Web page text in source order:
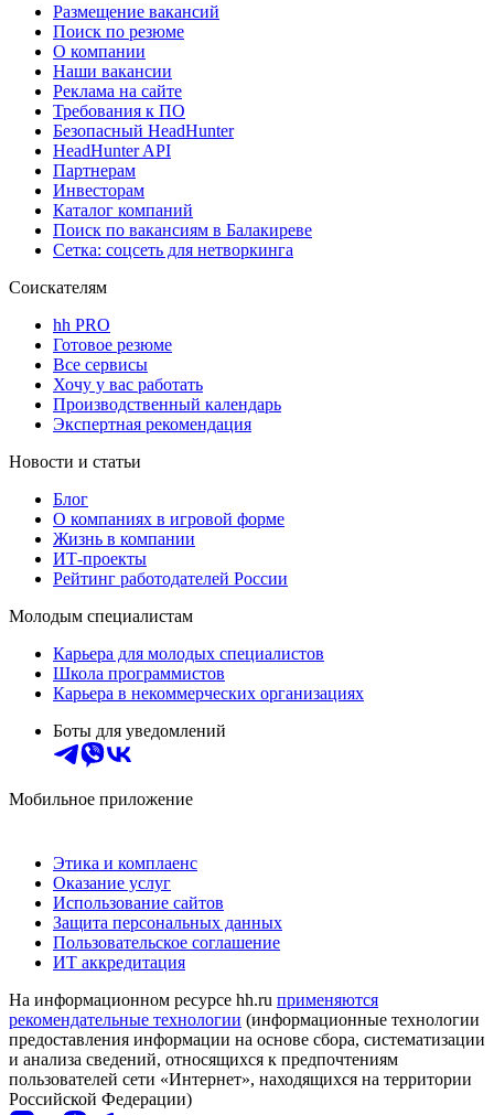
Размещение вакансий
Поиск по резюме
О компании
Наши вакансии
Реклама на сайте
Требования к ПО
Безопасный HeadHunter
HeadHunter API
Партнерам
Инвесторам
Каталог компаний
Поиск по вакансиям в Балакиреве
Сетка: соцсеть для нетворкинга
Соискателям
hh PRO
Готовое резюме
Все сервисы
Хочу у вас работать
Производственный календарь
Экспертная рекомендация
Новости и статьи
Блог
О компаниях в игровой форме
Жизнь в компании
ИТ-проекты
Рейтинг работодателей России
Молодым специалистам
Карьера для молодых специалистов
Школа программистов
Карьера в некоммерческих организациях
Боты для уведомлений
Мобильное приложение
Этика и комплаенс
Оказание услуг
Использование сайтов
Защита персональных данных
Пользовательское соглашение
ИТ аккредитация
На информационном ресурсе hh.ru применяются
рекомендательные технологии (информационные технологии
предоставления информации на основе сбора, систематизации
и анализа сведений, относящихся к предпочтениям
пользователей сети «Интернет», находящихся на территории
Российской Федерации)